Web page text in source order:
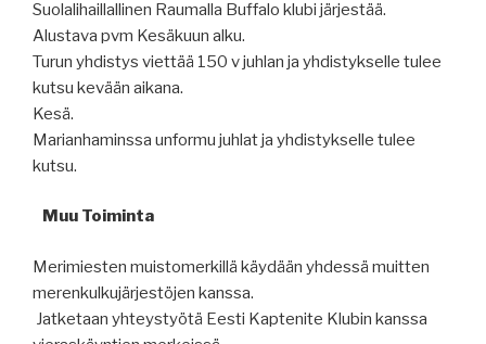
Suolalihaillallinen Raumalla Buffalo klubi järjestää.
Alustava pvm Kesäkuun alku.
Turun yhdistys viettää 150 v juhlan ja yhdistykselle tulee
kutsu kevään aikana.
Kesä.
Marianhaminssa unformu juhlat ja yhdistykselle tulee
kutsu.
Muu Toiminta
Merimiesten muistomerkillä käydään yhdessä muitten
merenkulkujärjestöjen kanssa.
Jatketaan yhteystyötä Eesti Kaptenite Klubin kanssa